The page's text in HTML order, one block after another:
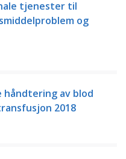
tjenester til
og
håndtering av blod
2018